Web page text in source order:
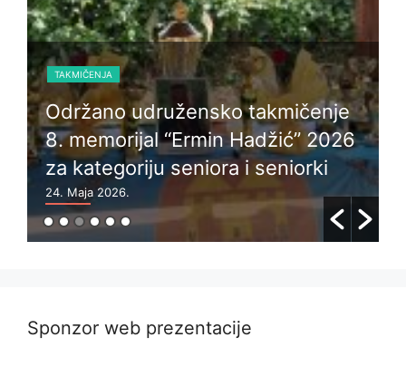
TAKMIČENJA
Održano udružensko takmičenje
8. memorijal “Ermin Hadžić” 2026
za kategoriju seniora i seniorki
24. Maja 2026.
Sponzor web prezentacije